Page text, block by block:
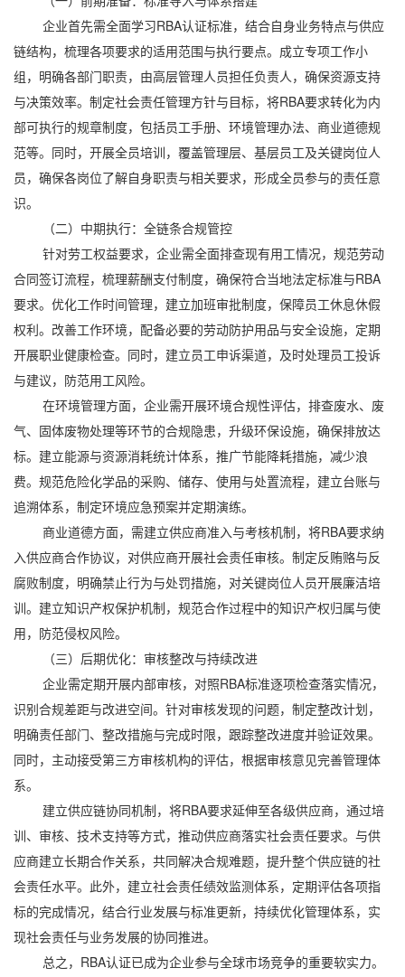
企业首先需全面学习RBA认证标准，结合自身业务特点与供应
链结构，梳理各项要求的适用范围与执行要点。成立专项工作小
组，明确各部门职责，由高层管理人员担任负责人，确保资源支持
与决策效率。制定社会责任管理方针与目标，将RBA要求转化为内
部可执行的规章制度，包括员工手册、环境管理办法、商业道德规
范等。同时，开展全员培训，覆盖管理层、基层员工及关键岗位人
员，确保各岗位了解自身职责与相关要求，形成全员参与的责任意
识。
（二）中期执行：全链条合规管控
针对劳工权益要求，企业需全面排查现有用工情况，规范劳动
合同签订流程，梳理薪酬支付制度，确保符合当地法定标准与RBA
要求。优化工作时间管理，建立加班审批制度，保障员工休息休假
权利。改善工作环境，配备必要的劳动防护用品与安全设施，定期
开展职业健康检查。同时，建立员工申诉渠道，及时处理员工投诉
与建议，防范用工风险。
在环境管理方面，企业需开展环境合规性评估，排查废水、废
气、固体废物处理等环节的合规隐患，升级环保设施，确保排放达
标。建立能源与资源消耗统计体系，推广节能降耗措施，减少浪
费。规范危险化学品的采购、储存、使用与处置流程，建立台账与
追溯体系，制定环境应急预案并定期演练。
商业道德方面，需建立供应商准入与考核机制，将RBA要求纳
入供应商合作协议，对供应商开展社会责任审核。制定反贿赂与反
腐败制度，明确禁止行为与处罚措施，对关键岗位人员开展廉洁培
训。建立知识产权保护机制，规范合作过程中的知识产权归属与使
用，防范侵权风险。
（三）后期优化：审核整改与持续改进
企业需定期开展内部审核，对照RBA标准逐项检查落实情况，
识别合规差距与改进空间。针对审核发现的问题，制定整改计划，
明确责任部门、整改措施与完成时限，跟踪整改进度并验证效果。
同时，主动接受第三方审核机构的评估，根据审核意见完善管理体
系。
建立供应链协同机制，将RBA要求延伸至各级供应商，通过培
训、审核、技术支持等方式，推动供应商落实社会责任要求。与供
应商建立长期合作关系，共同解决合规难题，提升整个供应链的社
会责任水平。此外，建立社会责任绩效监测体系，定期评估各项指
标的完成情况，结合行业发展与标准更新，持续优化管理体系，实
现社会责任与业务发展的协同推进。
总之，RBA认证已成为企业参与全球市场竞争的重要软实力。